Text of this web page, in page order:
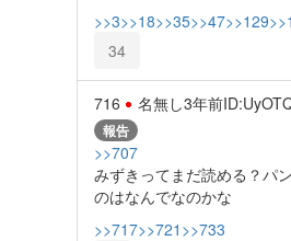
>>3>>18>>35>>47>>129
34
716 名無し3年前
報告
>>707
みずきってまだ読める？パ
のはなんでなのかな
>>717>>721 >>733